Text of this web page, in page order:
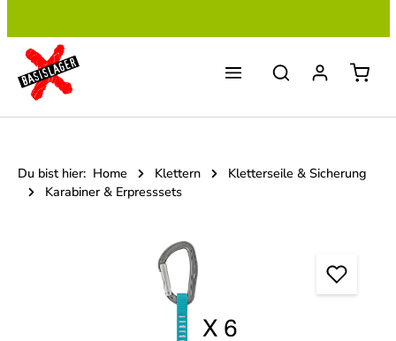
Du bist hier: Home Klettern
Kletterseile & Sicherung
Karabiner & Erpresssets